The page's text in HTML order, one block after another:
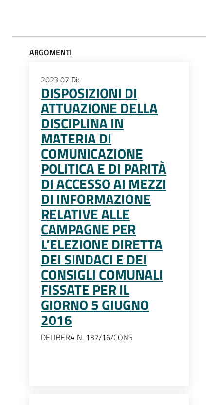
ARGOMENTI
2023 07 Dic
DISPOSIZIONI DI
ATTUAZIONE DELLA
DISCIPLINA IN
MATERIA DI
COMUNICAZIONE
POLITICA E DI PARITÀ
DI ACCESSO AI MEZZI
DI INFORMAZIONE
RELATIVE ALLE
CAMPAGNE PER
L’ELEZIONE DIRETTA
DEI SINDACI E DEI
CONSIGLI COMUNALI
FISSATE PER IL
GIORNO 5 GIUGNO
2016
DELIBERA N. 137/16/CONS